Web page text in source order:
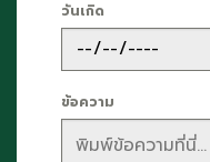
วันเกิด
ข้อความ